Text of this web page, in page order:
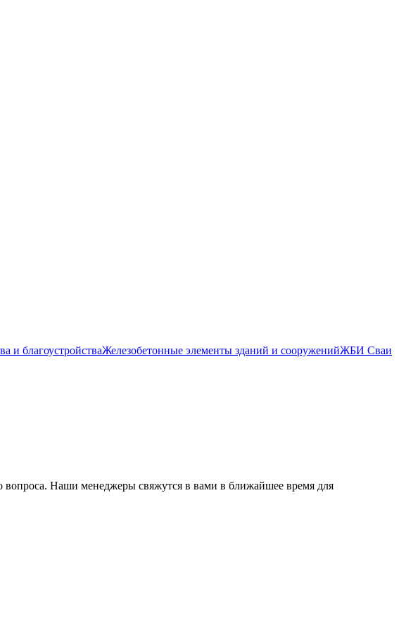
и благоустройстваЖелезобетонные элементы зданий и сооруженийЖБИ Сваи
вопроса. Наши менеджеры свяжутся в вами в ближайшее время для